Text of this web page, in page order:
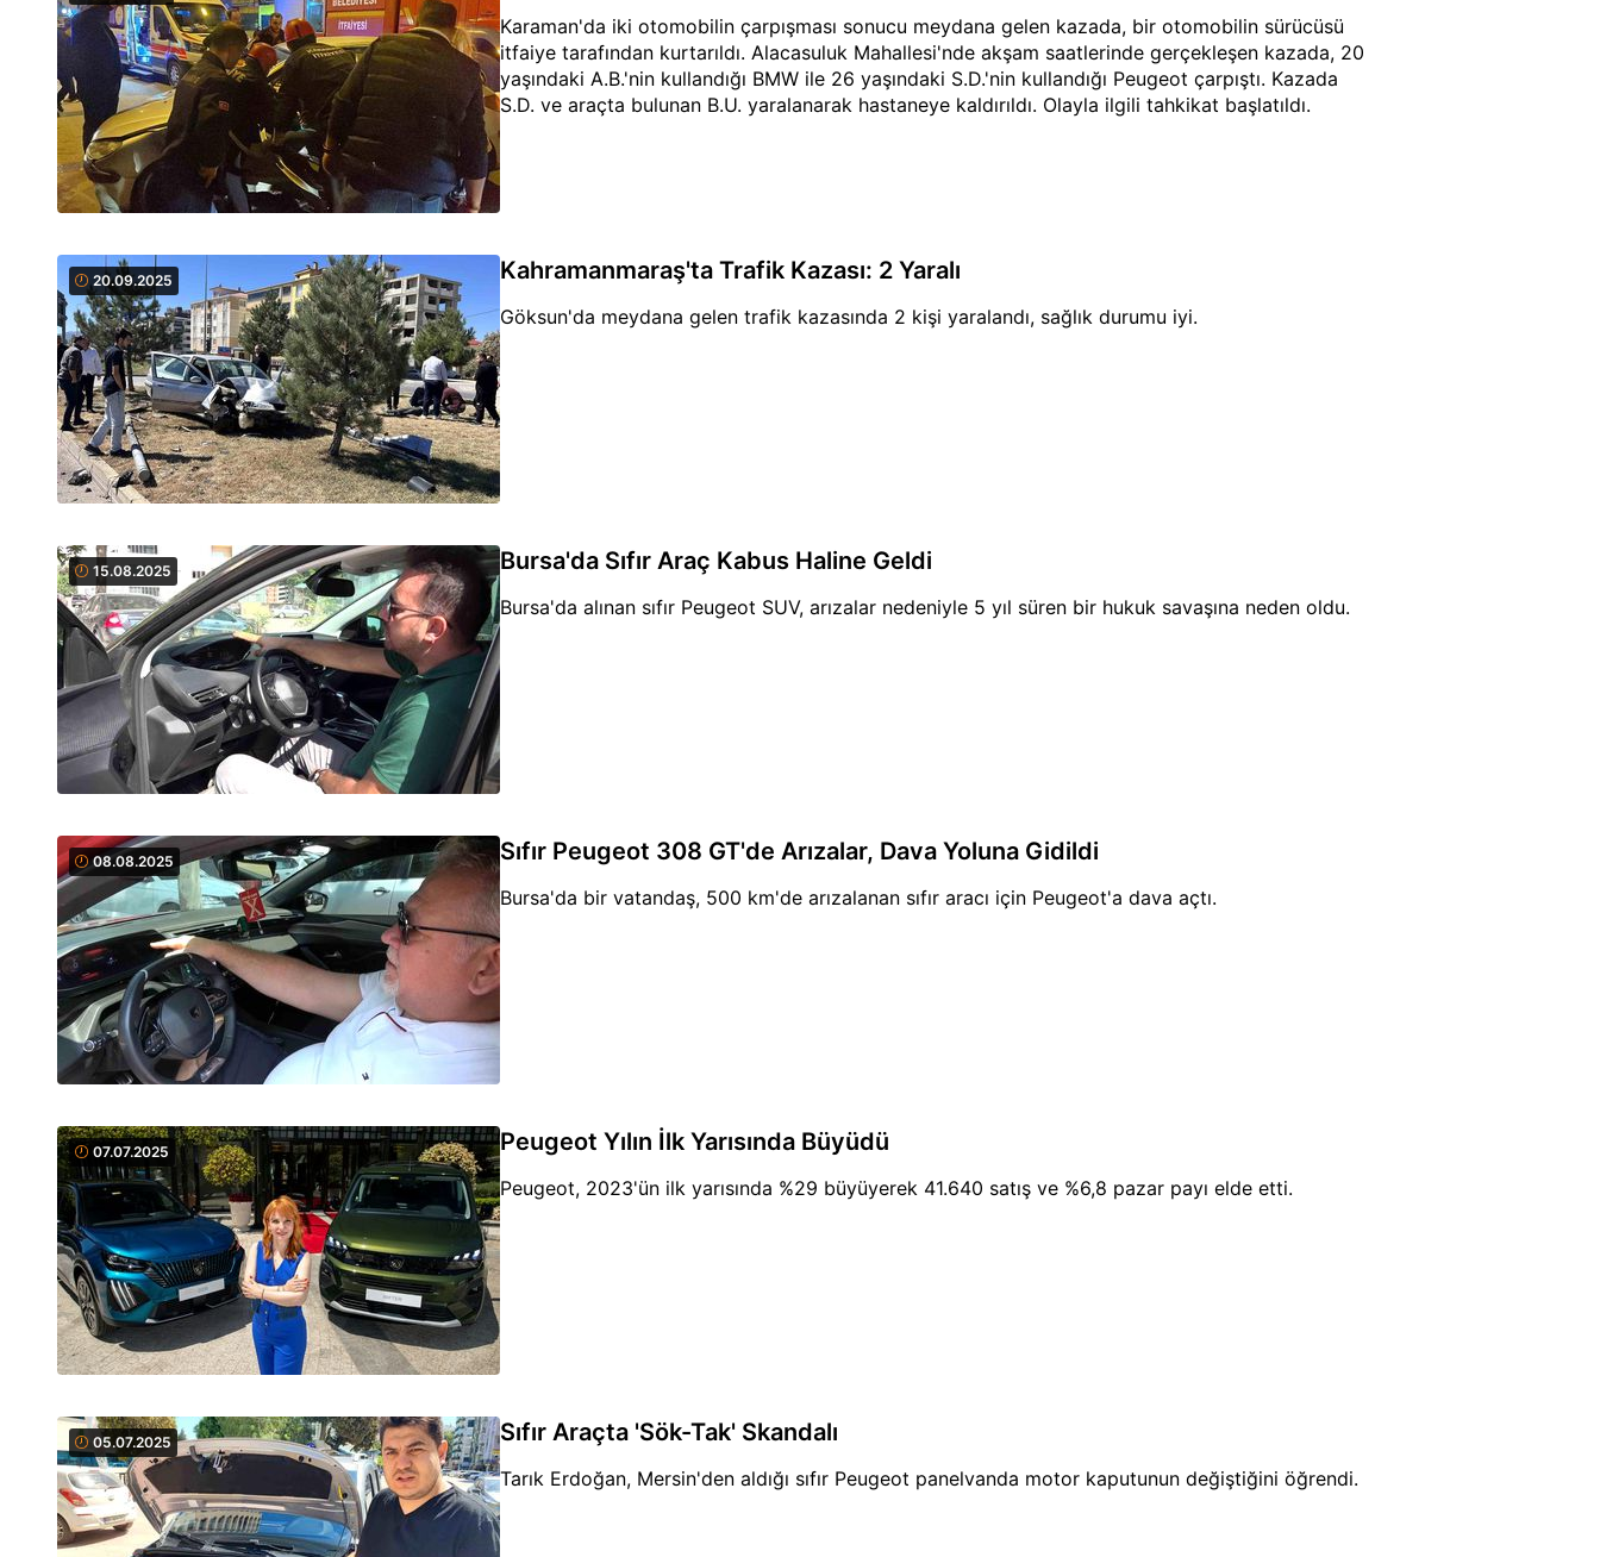
Karaman'da iki otomobilin çarpışması sonucu meydana gelen kazada, bir otomobilin sürücüsü
itfaiye tarafından kurtarıldı. Alacasuluk Mahallesi'nde akşam saatlerinde gerçekleşen kazada, 20
yaşındaki A.B.'nin kullandığı BMW ile 26 yaşındaki S.D.'nin kullandığı Peugeot çarpıştı. Kazada
S.D. ve araçta bulunan B.U. yaralanarak hastaneye kaldırıldı. Olayla ilgili tahkikat başlatıldı.
20.09.2025 Kahramanmaraş'ta Trafik Kazası: 2 Yaralı
Göksun'da meydana gelen trafik kazasında 2 kişi yaralandı, sağlık durumu iyi.
15.08.2025 Bursa'da Sıfır Araç Kabus Haline Geldi
Bursa'da alınan sıfır Peugeot SUV, arızalar nedeniyle 5 yıl süren bir hukuk savaşına neden oldu.
08.08.2025 Sıfır Peugeot 308 GT'de Arızalar, Dava Yoluna Gidildi
Bursa'da bir vatandaş, 500 km'de arızalanan sıfır aracı için Peugeot'a dava açtı.
07.07.2025 Peugeot Yılın İlk Yarısında Büyüdü
Peugeot, 2023'ün ilk yarısında %29 büyüyerek 41.640 satış ve %6,8 pazar payı elde etti.
05.07.2025 Sıfır Araçta 'Sök-Tak' Skandalı
Tarık Erdoğan, Mersin'den aldığı sıfır Peugeot panelvanda motor kaputunun değiştiğini öğrendi.